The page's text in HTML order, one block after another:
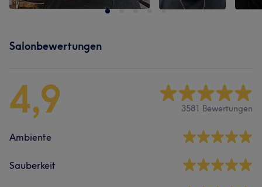
Salonbewertungen
4,9 3581 Bewertungen
Ambiente
Sauberkeit